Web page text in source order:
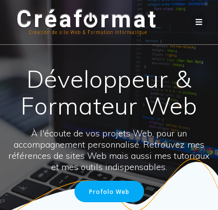
Développeur &
Formateur Web
À l'écoute de vos projets Web, pour un
accompagnement personnalisé. Retrouvez mes
références de sites Web mais aussi mes tutoriaux
et mes outils indispensables.
Profolo Web